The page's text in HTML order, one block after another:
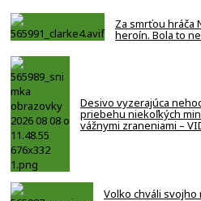
Za smrťou hráča
heroín. Bola to
Desivo vyzerajúca
priebehu niekoľkých
vážnymi zraneniami –
Volko chváli svojho